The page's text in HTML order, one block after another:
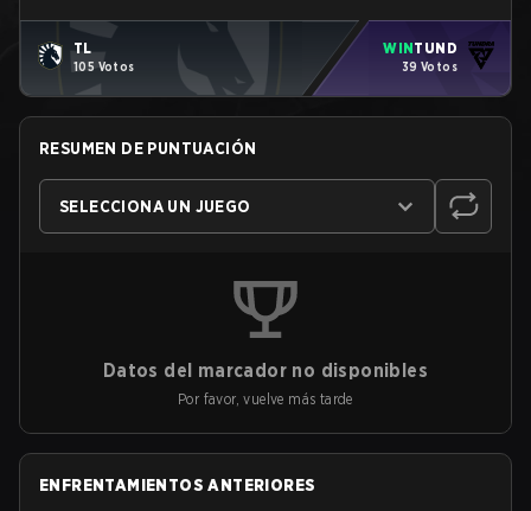
TL
105 Votos
WINTUND
39 Votos
RESUMEN DE PUNTUACIÓN
SELECCIONA UN JUEGO
Datos del marcador no disponibles
Por favor, vuelve más tarde
ENFRENTAMIENTOS ANTERIORES